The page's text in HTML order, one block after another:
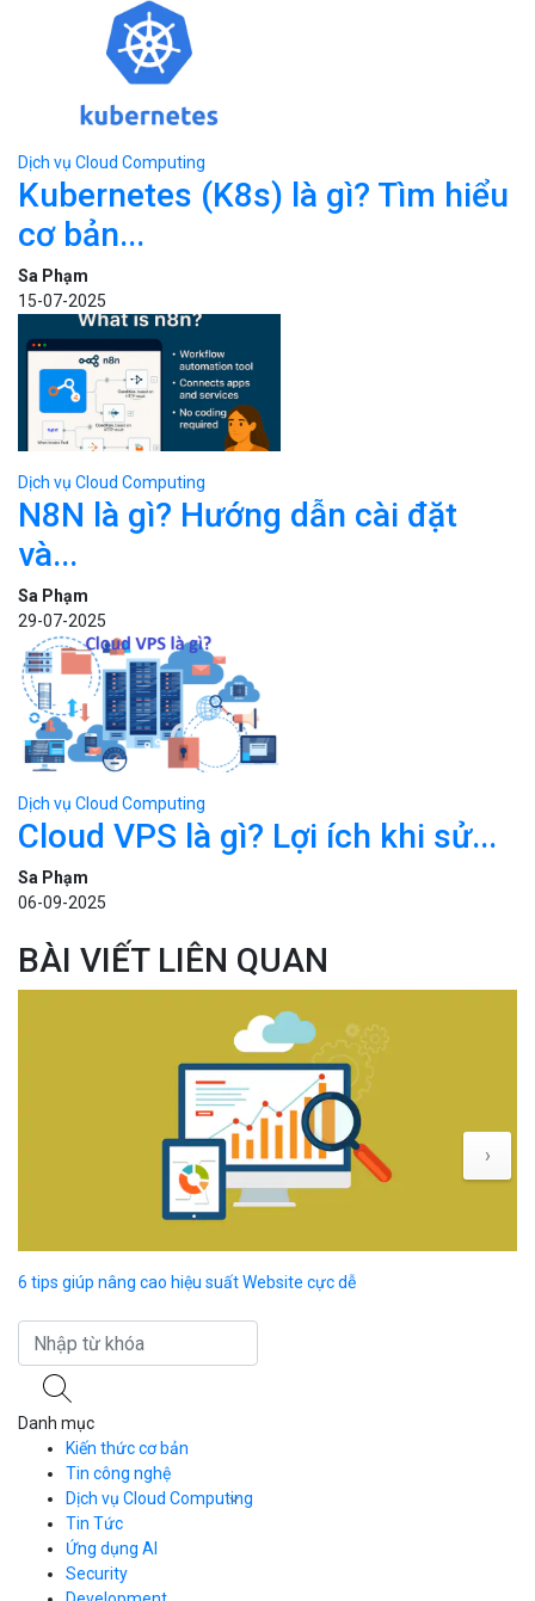
Dịch vụ Cloud Computing
Kubernetes (K8s) là gì? Tìm hiểu
cơ bản...
Sa Phạm
15-07-2025
Dịch vụ Cloud Computing
N8N là gì? Hướng dẫn cài đặt
và...
Sa Phạm
29-07-2025
Dịch vụ Cloud Computing
Cloud VPS là gì? Lợi ích khi sử...
Sa Phạm
06-09-2025
BÀI VIẾT LIÊN QUAN
6 tips giúp nâng cao hiệu suất Website cực dễ
›
Danh mục
Kiến thức cơ bản
Tin công nghệ
Dịch vụ Cloud Computing
Cloud Server
CDN
Load Balancer
Auto Scaling
Tin Tức
Ứng dụng AI
Security